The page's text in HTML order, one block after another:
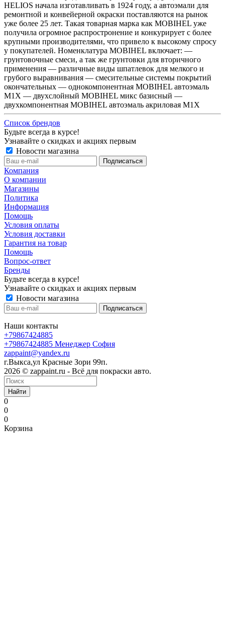
HELIOS начала изготавливать в 1924 году, а автоэмали для
ремонтной и конвейерной окраски поставляются на рынок
уже более 25 лет. Такая товарная марка как MOBIHEL уже
получила огромное распростронение и конкурирует с более
крупными производителями, что привело к высокому спросу
у покупателей. Номенклатура МОВIНЕL включает: —
грунтовочные смеси, а так же грунтовки для вторичного
применения — различные виды шпатлевок для мелкого и
грубого выравнивания — смесительные системы покрытий
окончательных — однокомпонентная MOBIHEL автоэмаль
М1Х — двухслойный MOBIHEL микс базисный —
двухкомпонентная MOBIHEL автоэмаль акриловая М1Х
Список брендов
Будьте всегда в курсе!
Узнавайте о скидках и акциях первым
Новости магазина
Компания
О компании
Магазины
Политика
Информация
Помощь
Условия оплаты
Условия доставки
Гарантия на товар
Помощь
Вопрос-ответ
Бренды
Будьте всегда в курсе!
Узнавайте о скидках и акциях первым
Новости магазина
Наши контакты
+79867424885
+79867424885 Менеджер София
zappaint@yandex.ru
г.Выкса,ул Красные Зори 99п.
2026 © zappaint.ru - Всё для покраски авто.
Найти
0
0
0
Корзина